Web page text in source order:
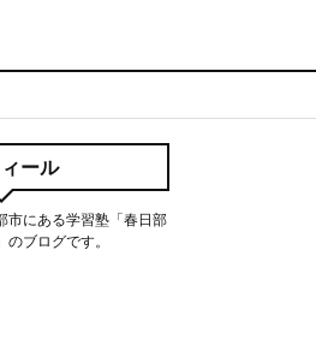
ール
市にある学習塾「春日部
ブログです。